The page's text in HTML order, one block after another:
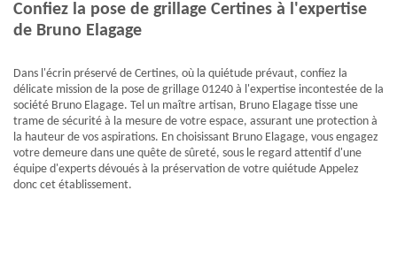
Confiez la pose de grillage Certines à l'expertise
de Bruno Elagage
Dans l'écrin préservé de Certines, où la quiétude prévaut, confiez la
délicate mission de la pose de grillage 01240 à l'expertise incontestée de la
société Bruno Elagage. Tel un maître artisan, Bruno Elagage tisse une
trame de sécurité à la mesure de votre espace, assurant une protection à
la hauteur de vos aspirations. En choisissant Bruno Elagage, vous engagez
votre demeure dans une quête de sûreté, sous le regard attentif d'une
équipe d'experts dévoués à la préservation de votre quiétude Appelez
donc cet établissement.